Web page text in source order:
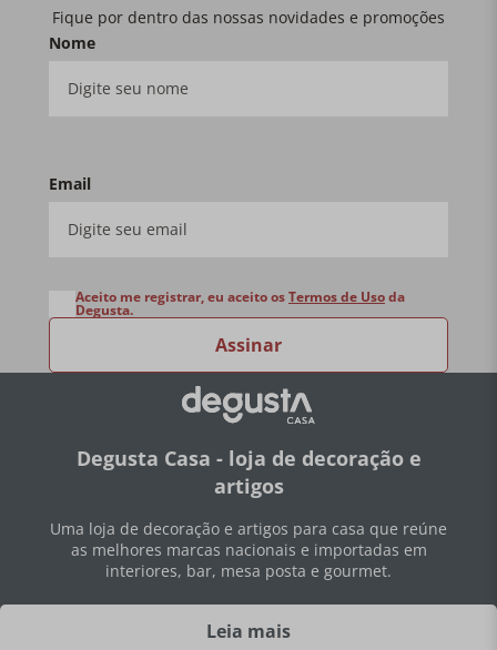
Fique por dentro das nossas novidades e promoções
Nome
Email
Assinar
Aceito me registrar, eu aceito osTermos de Usoda
Degusta.
Degusta Casa - loja de decoração e
artigos
Uma loja de decoração e artigos para casa que reúne
as melhores marcas nacionais e importadas em
interiores, bar, mesa posta e gourmet.
Leia mais